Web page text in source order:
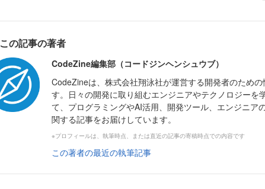
この記事の著者
CodeZine編集部（コードジンヘンシュウブ）
CodeZineは、株式会社翔泳社が運営する開発者のため
す。日々の開発に取り組むエンジニアやテクノロジーを
て、プログラミングやAI活用、開発ツール、エンジニア
関する記事をお届けしています。
※プロフィールは、執筆時点、または直近の記事の寄稿時点での内容です
この著者の最近の執筆記事